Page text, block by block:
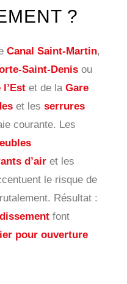
?
Canal Saint-Martin,
Saint-Denisou
l’Estet de la Gare
et les serrures
courante. Les
d’airet les
le risque de
Résultat :
font
pour ouverture